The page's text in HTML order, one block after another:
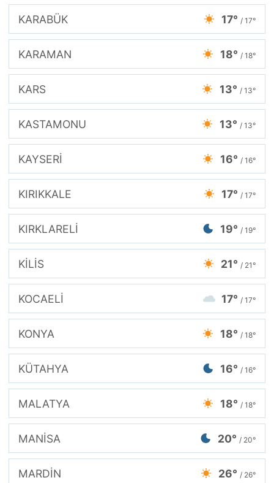
KARABÜK 17° / 17°
KARAMAN 18° / 18°
KARS 13° / 13°
KASTAMONU 13° / 13°
KAYSERİ 16° / 16°
KIRIKKALE 17° / 17°
KIRKLARELİ 19° / 19°
KİLİS 21° / 21°
KOCAELİ 17° / 17°
KONYA 18° / 18°
KÜTAHYA 16° / 16°
MALATYA 18° / 18°
MANİSA 20° / 20°
MARDİN 26° / 26°